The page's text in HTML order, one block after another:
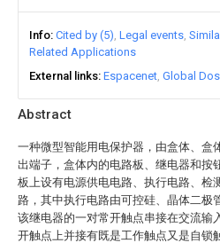
Abstract
一种微型智能用电保护器，由盒体、盒
出端子，盒体内的电路板、继电器和按
板上设有电源供电电路、执行电路、检
路，其中执行电路由可控硅、晶体二极
该继电器的一对常开触点串接在交流输
开触点上并接有既是工作触点又是自锁
Info Cited by (5) Legal events
Related Applications
External links Espacenet Global